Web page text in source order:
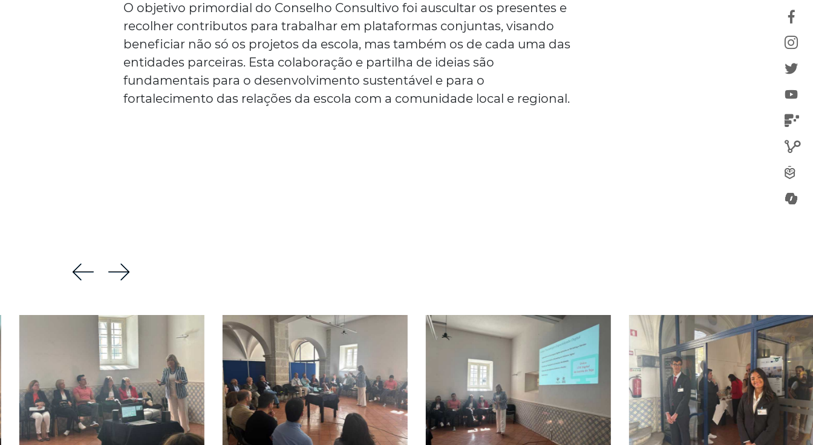
O objetivo primordial do Conselho Consultivo foi auscultar os presentes e
recolher contributos para trabalhar em plataformas conjuntas, visando
beneficiar não só os projetos da escola, mas também os de cada uma das
entidades parceiras. Esta colaboração e partilha de ideias são
fundamentais para o desenvolvimento sustentável e para o
fortalecimento das relações da escola com a comunidade local e regional.